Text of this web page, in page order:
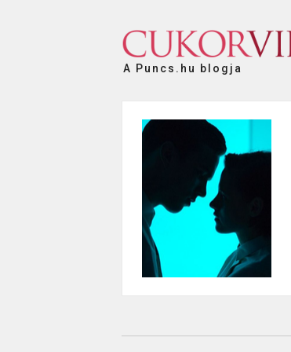
A Puncs.hu blogja